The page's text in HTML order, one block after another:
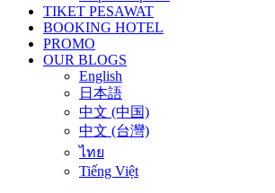
TIKET PESAWAT
BOOKING HOTEL
PROMO
OUR BLOGS
English
日本語
中文 (中国)
中文 (台灣)
ไทย
Tiếng Việt